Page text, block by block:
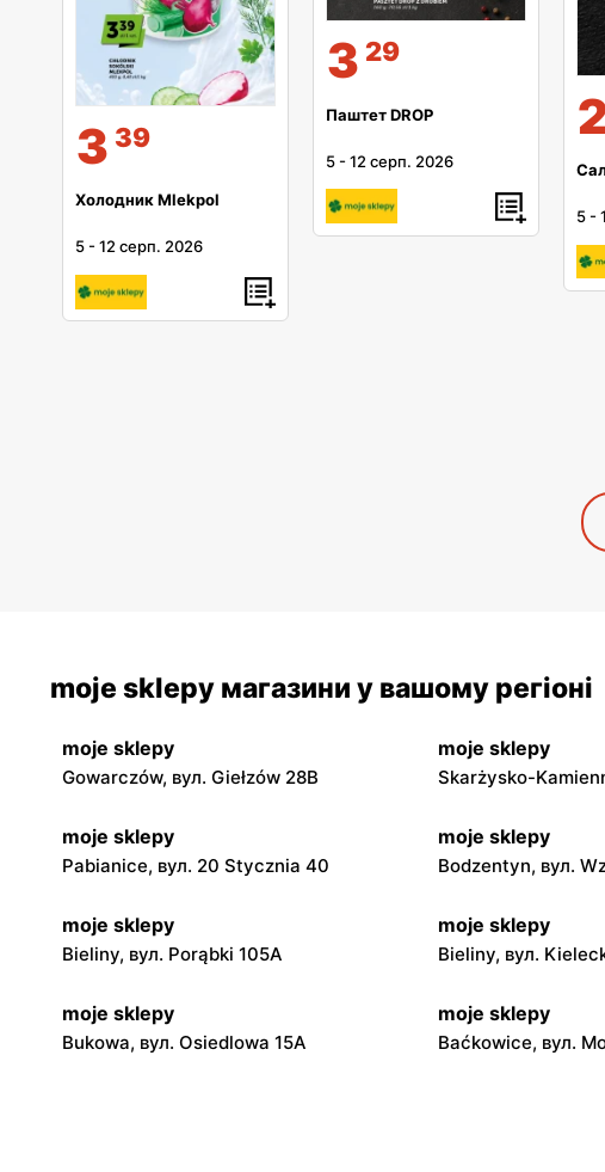
3 39
Холодник Mlekpol
5 -12 серп. 2026
3 29
Паштет DROP
5 -12 серп. 2026
5 -
moje sklepy магазини у вашому регіоні
moje sklepy
Gowarczów, вул. Giełzów 28B
moje sklepy
Skarżysko-
moje sklepy
Pabianice, вул. 20 Stycznia 40
moje sklepy
Bodzentyn, вул.
moje sklepy
Bieliny, вул. Porąbki 105A
moje sklepy
Bieliny, вул.
moje sklepy
Bukowa, вул. Osiedlowa 15A
moje sklepy
Baćkowice, вул.